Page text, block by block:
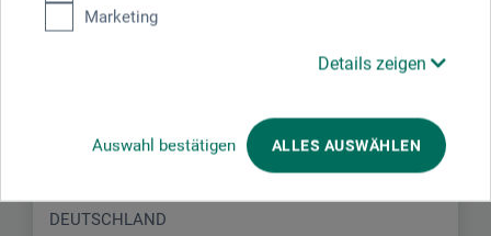
Marketing
Details zeigen
Auswahl bestätigen ALLES AUSWÄHLEN
Vous trouverez ici les coordonnées du fabricant pour ce
Liegnitzer Str. 17
DEUTSCHLAND